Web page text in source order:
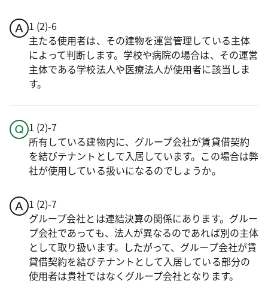
1 (2)-6
主たる使用者は、その建物を運営管理している主体
によって判断します。学校や病院の場合は、その運営
主体である学校法人や医療法人が使用者に該当しま
す。
1 (2)-7
所有している建物内に、グループ会社が賃貸借契約
を結びテナントとして入居しています。この場合は弊
社が使用している扱いになるのでしょうか。
1 (2)-7
グループ会社とは連結決算の関係にあります。グルー
プ会社であっても、法人が異なるのであれば別の主体
として取り扱います。したがって、グループ会社が賃
貸借契約を結びテナントとして入居している部分の
使用者は貴社ではなくグループ会社となります。